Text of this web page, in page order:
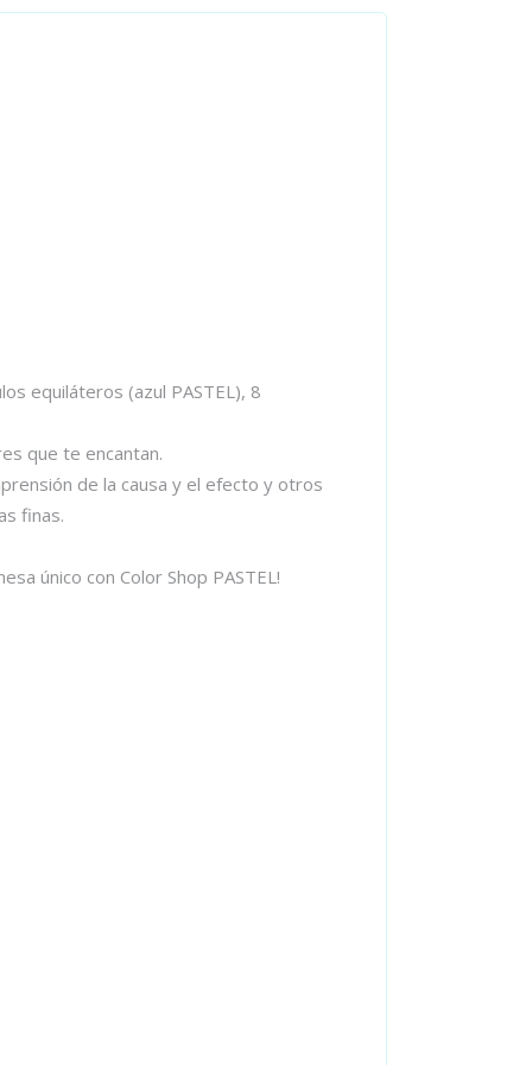
equiláteros (azul PASTEL), 8
que te encantan.
de la causa y el efecto y otros
finas.
único con Color Shop PASTEL!